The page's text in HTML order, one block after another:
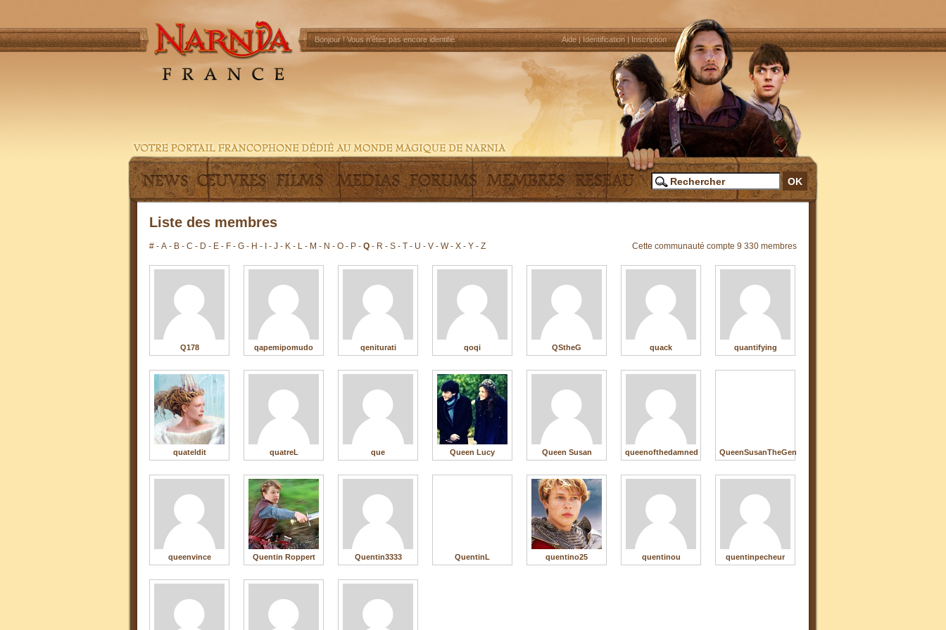
Bonjour !Vous n'êtes pas encore identifié. Aide|Identification|Inscription
Liste des membres
# - A - B - C - D - E - F - G - H - - J - K - L - M - N - O - P - Q - R - S - T - U - V - W- X - Y - Z Cette communauté compte 9 330 membres
Q178 qapemipomudo qeniturati qoqi QStheG quack quantifying
quateldit quatreL que Queen Lucy Queen Susan queenofthedamned QueenSusanTheGentle
queenvince Quentin Roppert Quentin3333 QuentinL quentino25 quentinou quentinpecheur